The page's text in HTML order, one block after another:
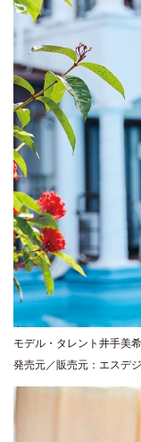
モデル・タレント井手美
発売元／販売元：エスデ